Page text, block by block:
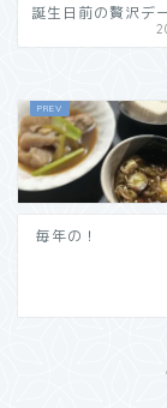
誕生日前の贅沢デ
毎年の！